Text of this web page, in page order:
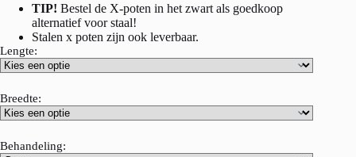
TIP! Bestel de X-poten in het zwart als goedkoop
alternatief voor staal!
Stalen x poten zijn ook leverbaar.
Lengte:
Breedte:
Behandeling: